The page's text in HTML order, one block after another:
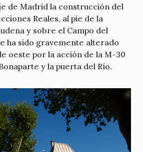
de Madrid la construcción del
Reales, al pie de la
y sobre el Campo del
ha sido gravemente alterado
oeste por la acción de la M-30
y la puerta del Río.